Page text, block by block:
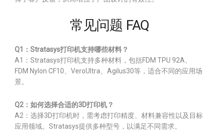
常见问题 FAQ
Q1：Stratasys打印机支持哪些材料？
A1：Stratasys打印机支持多种材料，包括FDM TPU 92A、
FDM Nylon CF10、VeroUltra、Agilus30等，适合不同的应用场
景。
Q2：如何选择合适的3D打印机？
A2：选择3D打印机时，需考虑打印精度、材料兼容性以及目标
应用领域。Stratasys提供多种型号，以满足不同需求。